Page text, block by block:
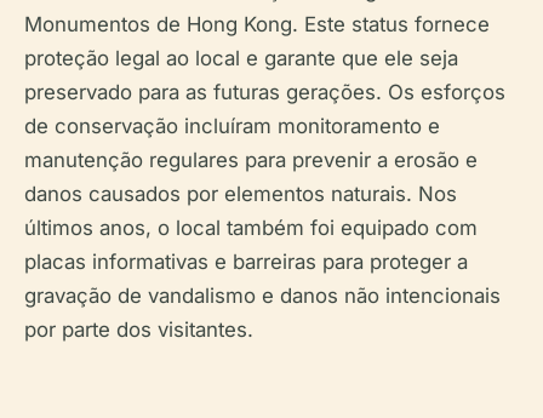
Monumentos de Hong Kong. Este status fornece
proteção legal ao local e garante que ele seja
preservado para as futuras gerações. Os esforços
de conservação incluíram monitoramento e
manutenção regulares para prevenir a erosão e
danos causados por elementos naturais. Nos
últimos anos, o local também foi equipado com
placas informativas e barreiras para proteger a
gravação de vandalismo e danos não intencionais
por parte dos visitantes.